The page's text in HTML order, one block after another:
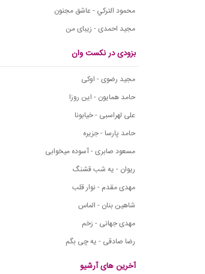
محمود التركي - عاشق مجنون
مجید احمدی - زیبای من
بزودی در نکست وان
مجید رضوی - اوکی
حامد همایون - این روزا
علی لهراسبی - خیابونا
حامد پارسا - جزیره
مسعود صابری - آسوده میخوابی
ریوان - یه شب قشنگ
مهدی مقدم - نوار قلب
شاهین بنان - الماس
مهدی جهانی - زخم
رضا صادقی - یه چی بگم
آخرین های آرشیو